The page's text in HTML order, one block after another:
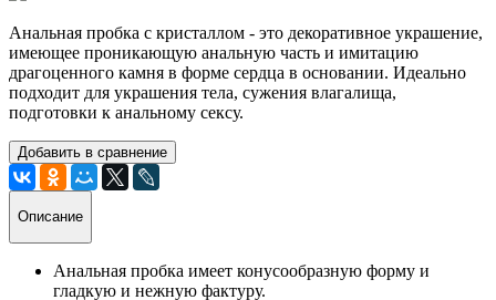
Анальная пробка с кристаллом - это декоративное украшение,
имеющее проникающую анальную часть и имитацию
драгоценного камня в форме сердца в основании. Идеально
подходит для украшения тела, сужения влагалища,
подготовки к анальному сексу.
Добавить в сравнение
Описание
Анальная пробка имеет конусообразную форму и
гладкую и нежную фактуру.